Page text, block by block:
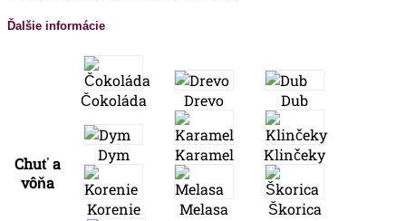
Ďalšie informácie
Chuť a
vôňa
Čokoláda Drevo Dub
Dym Karamel Klinčeky
Korenie Melasa Škorica